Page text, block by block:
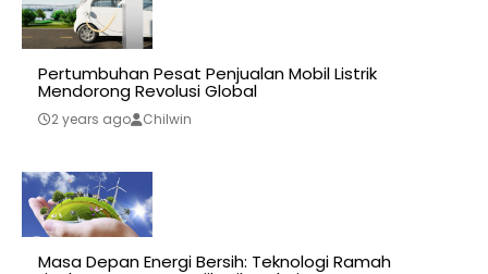
Pertumbuhan Pesat Penjualan Mobil Listrik
Mendorong Revolusi Global
2 years ago Chilwin
Masa Depan Energi Bersih: Teknologi Ramah